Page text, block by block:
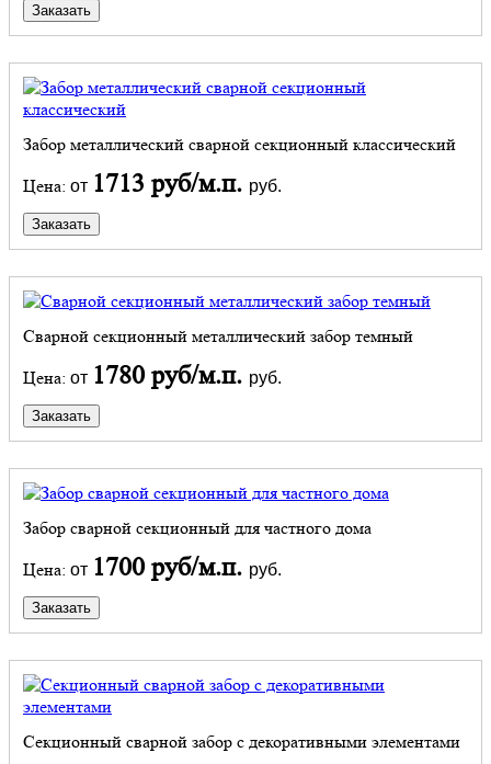
Заказать
Забор металлический сварной секционный классический
Цена: от 1713 руб/м.п. руб.
Заказать
Сварной секционный металлический забор темный
Цена: от 1780 руб/м.п. руб.
Заказать
Забор сварной секционный для частного дома
Цена: от 1700 руб/м.п. руб.
Заказать
Секционный сварной забор с декоративными элементами